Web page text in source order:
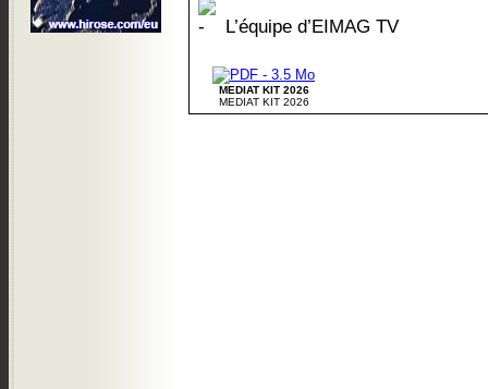
L’équipe d’EIMAG TV
MEDIAT KIT 2026
MEDIAT KIT 2026